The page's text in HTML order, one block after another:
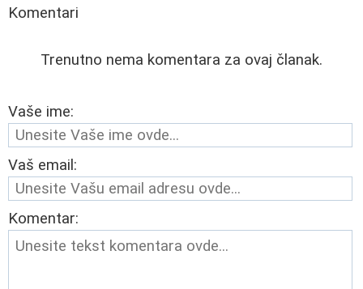
Komentari
Trenutno nema komentara za ovaj članak.
Vaše ime:
Vaš email:
Komentar: